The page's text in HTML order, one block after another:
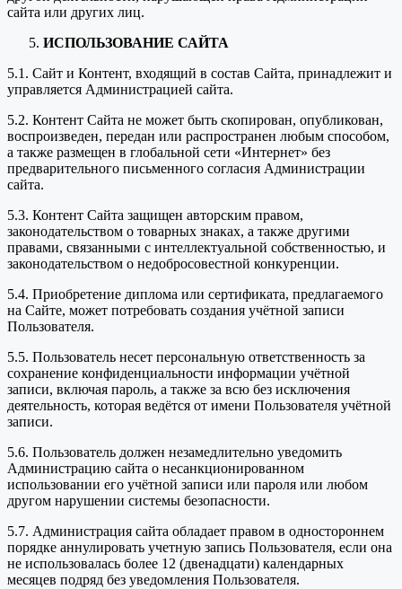
сайта или других лиц.
ИСПОЛЬЗОВАНИЕ САЙТА
5.1. Сайт и Контент, входящий в состав Сайта, принадлежит и
управляется Администрацией сайта.
5.2. Контент Сайта не может быть скопирован, опубликован,
воспроизведен, передан или распространен любым способом,
а также размещен в глобальной сети «Интернет» без
предварительного письменного согласия Администрации
сайта.
5.3. Контент Сайта защищен авторским правом,
законодательством о товарных знаках, а также другими
правами, связанными с интеллектуальной собственностью, и
законодательством о недобросовестной конкуренции.
5.4. Приобретение диплома или сертификата, предлагаемого
на Сайте, может потребовать создания учётной записи
Пользователя.
5.5. Пользователь несет персональную ответственность за
сохранение конфиденциальности информации учётной
записи, включая пароль, а также за всю без исключения
деятельность, которая ведётся от имени Пользователя учётной
записи.
5.6. Пользователь должен незамедлительно уведомить
Администрацию сайта о несанкционированном
использовании его учётной записи или пароля или любом
другом нарушении системы безопасности.
5.7. Администрация сайта обладает правом в одностороннем
порядке аннулировать учетную запись Пользователя, если она
не использовалась более 12 (двенадцати) календарных
месяцев подряд без уведомления Пользователя.